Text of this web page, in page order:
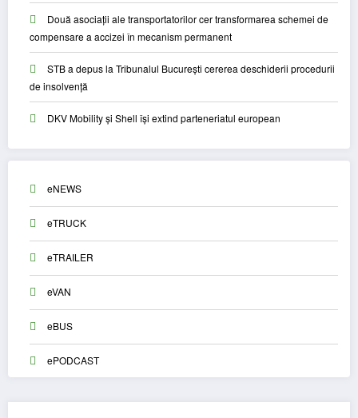
Două asociații ale transportatorilor cer transformarea schemei de
compensare a accizei în mecanism permanent
STB a depus la Tribunalul București cererea deschiderii procedurii
de insolvență
DKV Mobility și Shell își extind parteneriatul european
eNEWS
eTRUCK
eTRAILER
eVAN
eBUS
ePODCAST